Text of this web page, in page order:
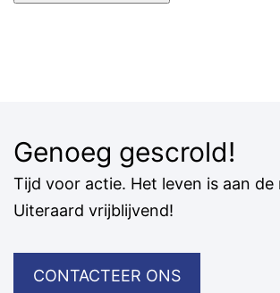
Genoeg gescrold!
Tijd voor actie. Het leven is aan de
Uiteraard vrijblijvend!
CONTACTEER ONS